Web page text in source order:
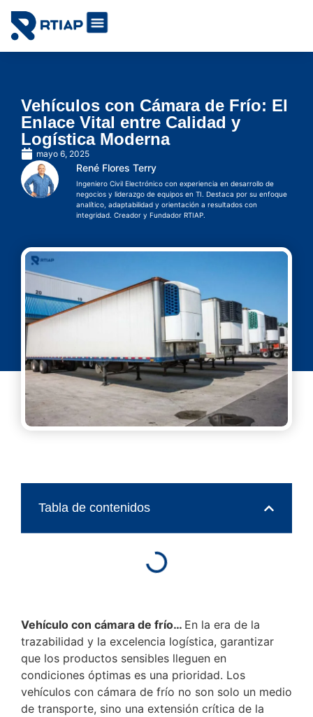
Vehículos con Cámara de Frío: El
Enlace Vital entre Calidad y
Logística Moderna
mayo 6, 2025
René Flores Terry
Ingeniero Civil Electrónico con experiencia en desarrollo de
negocios y liderazgo de equipos en TI. Destaca por su enfoque
analítico, adaptabilidad y orientación a resultados con
integridad. Creador y Fundador RTIAP.
Tabla de contenidos
Vehículo con cámara de frío… En la era de la
trazabilidad y la excelencia logística, garantizar
que los productos sensibles lleguen en
condiciones óptimas es una prioridad. Los
vehículos con cámara de frío no son solo un medio
de transporte, sino una extensión crítica de la